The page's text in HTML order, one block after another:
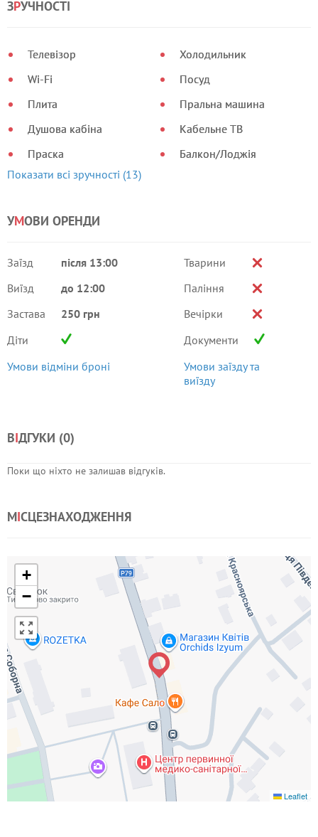
ЗРУЧНОСТІ
Телевізор
Wi-Fi
Плита
Душова кабіна
Праска
Холодильник
Посуд
Пральна машина
Кабельне ТВ
Балкон/Лоджія
Показати всі зручності (13)
УМОВИ ОРЕНДИ
Заїзд
після 13:00
Виїзд
до 12:00
Застава
250 грн
Діти
Умови відміни броні
Тварини
Паління
Вечірки
Документи
Умови заїзду та
виїзду
ВІДГУКИ (0)
Поки що ніхто не залишав відгуків.
МІСЦЕЗНАХОДЖЕННЯ
+
−
Leaflet